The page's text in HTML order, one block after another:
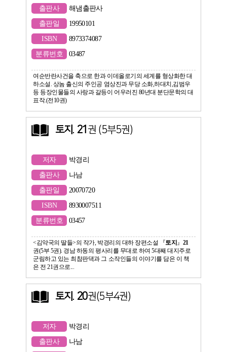
출판사
해냄출판사
출판일
19950101
ISBN
8973374087
분류번호
03487
여순반란사건을 축으로 한과 이데올로기의 세계를 형상화한 대
하소설. 상놈 출신의 주인공 염상진과 무당 소화,하대치,김범우
등 등장인물들의 사랑과 갈등이 어우러진 80년대 분단문학의 대
표작.(전10권)
토지 . 21 권 (5부5권)
저자
박경리
출판사
나남
출판일
20070720
ISBN
8930007511
분류번호
03457
<김약국의 딸들>의 작가, 박경리의 대하 장편소설 『토지 』 21
권(5부 5권). 경남 하동의 평사리를 무대로 하여 5대째 대지주로
군림하고 있는 최참판댁과 그 소작인들의 이야기를 담은 이 책
은 전 21권으로...
토지 . 20권(5부4권)
저자
박경리
출판사
나남